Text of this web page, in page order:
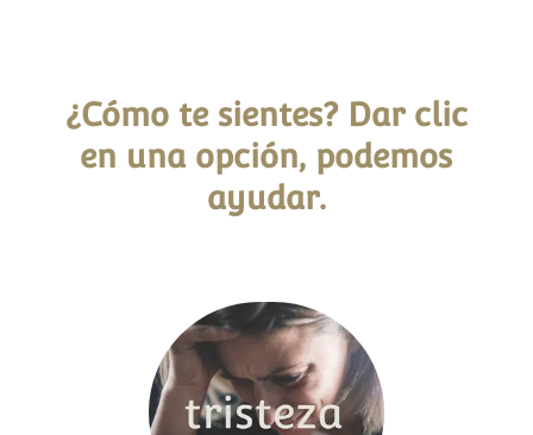
¿Cómo te sientes? Dar clic
en una opción, podemos
ayudar.